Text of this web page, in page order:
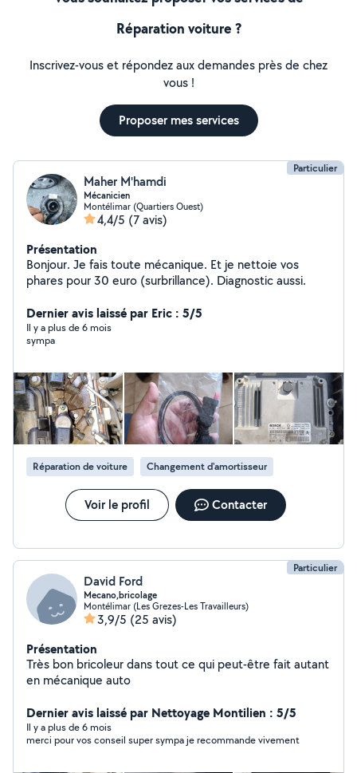
Réparation voiture ?
Inscrivez-vous et répondez aux demandes près de chez
vous !
Proposer mes services
Particulier
Maher M'hamdi
Mécanicien
Montélimar (Quartiers Ouest)
4,4/5 (7 avis)
Présentation
Bonjour. Je fais toute mécanique. Et je nettoie vos
phares pour 30 euro (surbrillance). Diagnostic aussi.
Dernier avis laissé par Eric : 5/5
Il y a plus de 6 mois
sympa
Réparation de voiture Changement d'amortisseur
Voir le profil Contacter
Particulier
David Ford
Mecano,bricolage
Montélimar (Les Grezes-Les Travailleurs)
3,9/5 (25 avis)
Présentation
Très bon bricoleur dans tout ce qui peut-être fait autant
en mécanique auto
Dernier avis laissé par Nettoyage Montilien : 5/5
Il y a plus de 6 mois
merci pour vos conseil super sympa je recommande vivement